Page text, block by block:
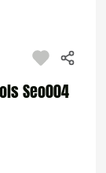
Seo004